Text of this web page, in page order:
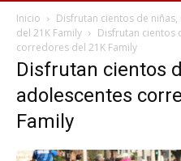
Inicio
Disfrutan cientos de
del 21K Family
Disfrutan cientos
corredores del 21K Family
Disfrutan cientos
adolescentes
Family